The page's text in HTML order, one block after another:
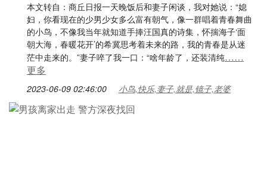
本文转自：商丘日报一天晚饭后和妻子闲谈，我对她说：“媳
妇，你看现在的少男少女多么富有朝气，像一群唱着青春舞曲
的小鸟，不像我当年就知道手捧汪国真的诗集，怀揣海子‘面
朝大海，春暖花开’的希冀思考着未来的路，我的青春是从迷
茫中走来的。”妻子啐了我一口：“啥年龄了，还装清纯……
更多
2023-06-09 02:46:00 小鸟,快乐,妻子,就是,镜子,老婆